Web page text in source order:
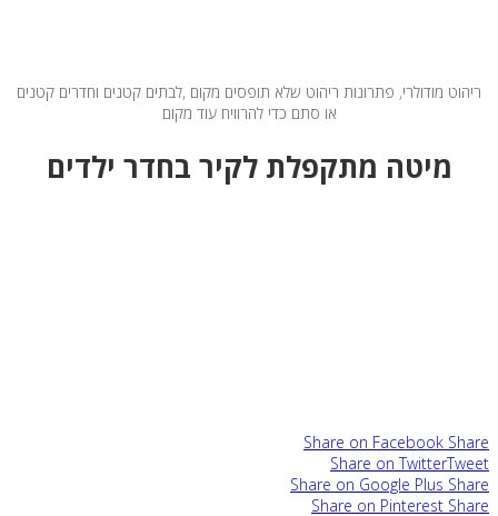
ריהוט מודולרי, פתרונות ריהוט שלא תופסים מקום ,לבתים קטנים וחדרים קטנים
או סתם כדי להרוויח עוד מקום
מיטה מתקפלת לקיר בחדר ילדים
Share on Facebook Share
Share on TwitterTweet
Share on Google Plus Share
Share on Pinterest Share